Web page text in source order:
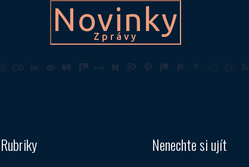
Novinky
Zprávy
Rubriky Nenechte si ujít